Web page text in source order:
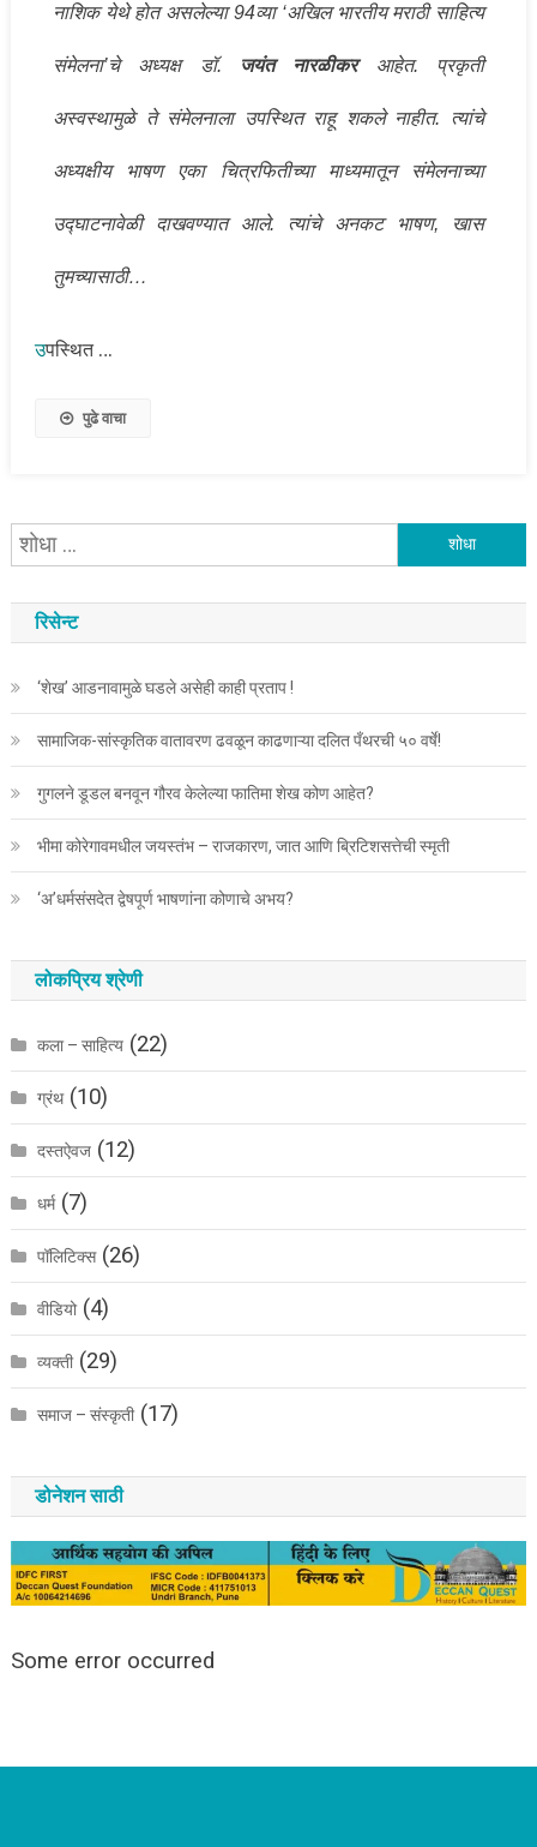
नाशिक येथे होत असलेल्या 94व्या ‘अखिल भारतीय मराठी साहित्य
संमेलना’चे अध्यक्ष डॉ. जयंत नारळीकरआहेत. प्रकृती
अस्वस्थामुळे ते संमेलनाला उपस्थित राहू शकले नाहीत. त्यांचे
अध्यक्षीय भाषण एका चित्रफितीच्या माध्यमातून संमेलनाच्या
उद्घाटनावेळी दाखवण्यात आले. त्यांचे अनकट भाषण, खास
तुमच्यासाठी…
उपस्थित …
पुढे वाचा
रिसेन्ट
‘शेख’ आडनावामुळे घडले असेही काही प्रताप !
सामाजिक-सांस्कृतिक वातावरण ढवळून काढणाऱ्या दलित पँथरची ५० वर्षे!
गुगलने डूडल बनवून गौरव केलेल्या फातिमा शेख कोण आहेत?
भीमा कोरेगावमधील जयस्तंभ – राजकारण, जात आणि ब्रिटिशसत्तेची स्मृती
‘अ’धर्मसंसदेत द्वेषपूर्ण भाषणांना कोणाचे अभय?
लोकप्रिय श्रेणी
कला – साहित्य(22)
ग्रंथ(10)
दस्तऐवज(12)
धर्म(7)
पॉलिटिक्स(26)
वीडियो(4)
व्यक्ती(29)
समाज – संस्कृती(17)
डोनेशन साठी
Some error occurred